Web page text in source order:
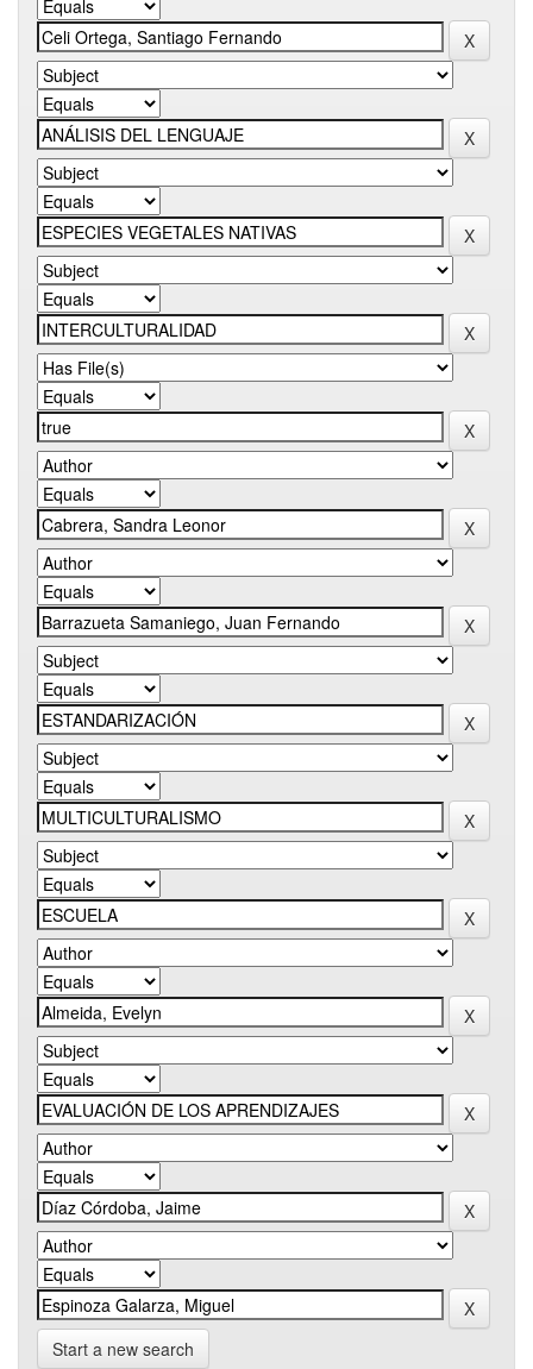
Start a new search